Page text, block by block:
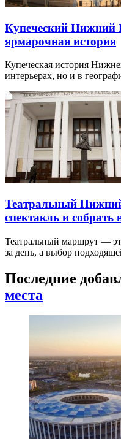
Купеческий Нижний
ярмарочная история
Купеческая история
интерьерах, но и в
Театральный
спектакль и собрать
Театральный маршрут —
за день, а выбор
Последние
места